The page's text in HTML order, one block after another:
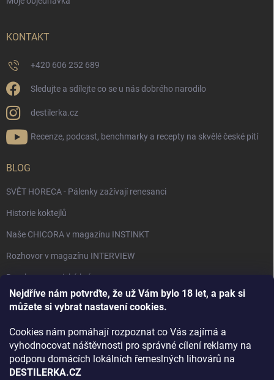
Nejdříve nám potvrďte, že už Vám bylo 18 let, a pak si
můžete si vybrat nastavení cookies.
Cookies nám pomáhají rozpoznat co Vás zajímá a
vyhodnocovat náštěvnosti pro správné cílení reklamy na
podporu domácích lokálních řemeslných lihovárů na
DESTILERKA.CZ
KONTAKT
+420 606 252 689
Sledujte a sdílejte co se u nás dobrého narodilo
destilerka.cz
Recenze, podcast, benchmarky a recepty na skvělé české pití
BLOG
SVĚT HORECA - Pálenky zažívají renesanci
Historie koktejlů
Naše CHICORA v magazínu INSTINKT
Rozhovor v magazínu INTERVIEW
Bourbon, americká krása.
Napsali v TÝDNU o naší práci
Rozhovor s DESTILERKA.CZ v magazínu DRINKING-CAT
Jak vybrat dárek na Vánoce